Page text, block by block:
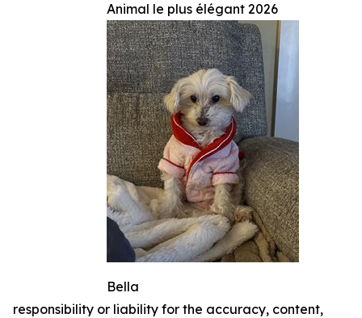
Animal le plus élégant 2026
Bella
responsibility or liability for the accuracy, content,